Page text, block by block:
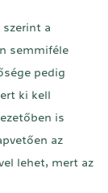
szerint a
semmiféle
pedig
ki kell
is
az
lehet, mert az